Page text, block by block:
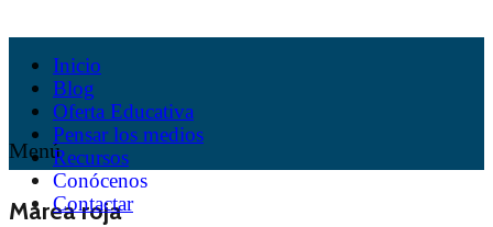
Inicio
Blog
Oferta Educativa
Pensar los medios
Recursos
Conócenos
Contactar
Menú
Marea roja